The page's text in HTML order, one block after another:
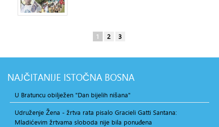
1 2 3
NAJČITANIJE ISTOČNA BOSNA
U Bratuncu obilježen "Dan bijelih nišana"
Udruženje Žena - žrtva rata pisalo Gracieli Gatti Santana:
Mladićevim žrtvama sloboda nije bila ponuđena